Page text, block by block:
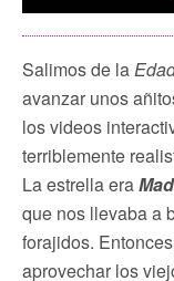
Salimos de la
avanzar unos
los videos
terriblemente
La estrella era
que nos llevaba a
forajidos.
aprovechar los